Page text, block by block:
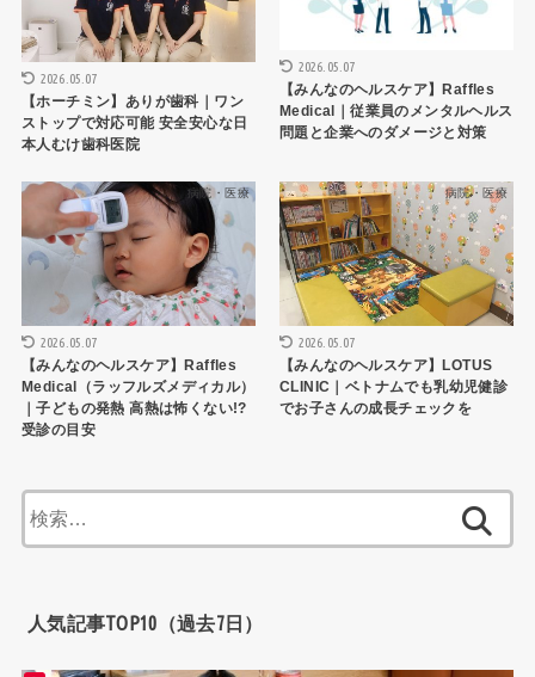
2026.05.07
【ホーチミン】ありが歯科｜ワン
ストップで対応可能 安全安心な日
本人むけ歯科医院
2026.05.07
【みんなのヘルスケア】Raffles
Medical｜従業員のメンタルヘルス
問題と企業へのダメージと対策
病院・医療
2026.05.07
【みんなのヘルスケア】Raffles
Medical（ラッフルズメディカル）
｜子どもの発熱 高熱は怖くない!?
受診の目安
病院・医療
2026.05.07
【みんなのヘルスケア】LOTUS
CLINIC｜ベトナムでも乳幼児健診
でお子さんの成長チェックを
索:
人気記事TOP10（過去7日）